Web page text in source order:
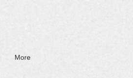
More